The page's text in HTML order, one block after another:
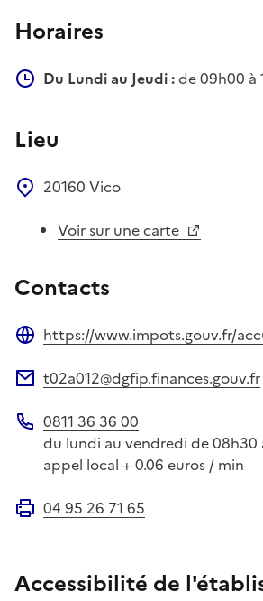
Horaires
Du Lundi au Jeudi :de 09h00 à
Lieu
20160 Vico
Voir sur une carte
Contacts
https://www.impots.gouv.fr/
t02a012@dgfip.finances.gouv.fr
Téléphone
0811 36 36 00
du lundi au vendredi de 08h30
appel local + 0.06 euros / min
04 95 26 71 65
Accessibilité de